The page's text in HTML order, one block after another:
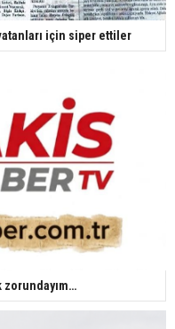
için siper ettiler
zorundayım…